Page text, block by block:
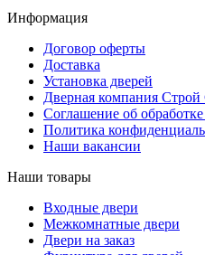
Информация
Договор оферты
Доставка
Установка дверей
Дверная компания Строй
Соглашение об
Политика
Наши вакансии
Наши товары
Входные двери
Межкомнатные двери
Двери на заказ